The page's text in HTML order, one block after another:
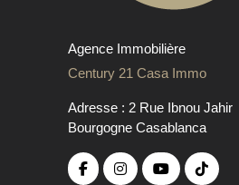
Agence Immobilière
Century 21 Casa Immo
Adresse : 2 Rue Ibnou Jahir
Bourgogne Casablanca